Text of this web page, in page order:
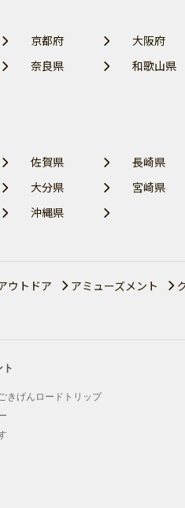
京都府
大阪府
奈良県 和歌山県
佐賀県
長崎県
大分県
宮崎県
沖縄県
ウトドア アミューズメント
ト
きげんロードトリップ